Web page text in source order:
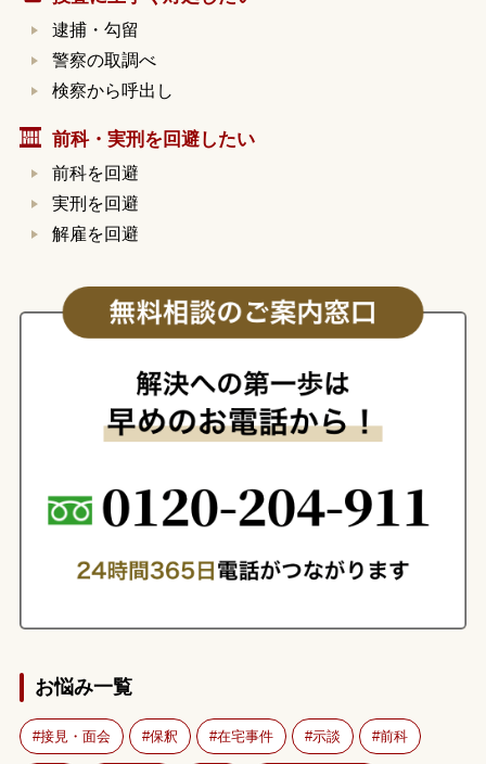
逮捕・勾留
警察の取調べ
検察から呼出し
前科・実刑を回避したい
前科を回避
実刑を回避
解雇を回避
お悩み一覧
接見・面会 保釈 在宅事件 示談 前科